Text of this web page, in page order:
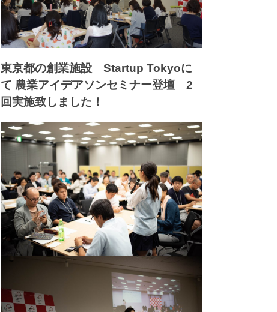
東京都の創業施設 Startup Tokyoに
て 農業アイデアソンセミナー登壇 2
回実施致しました！